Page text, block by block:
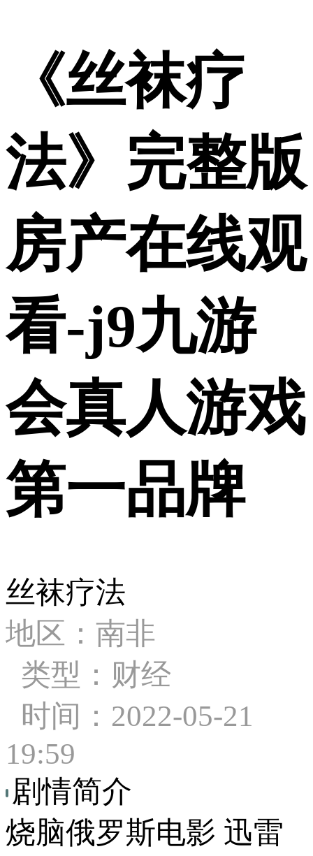
《丝袜疗
法》完整版
房产在线观
看-j9九游
会真人游戏
第一品牌
丝袜疗法
地区：南非
类型：财经
时间：2022-05-21
19:59
剧情简介
烧脑俄罗斯电影 迅雷